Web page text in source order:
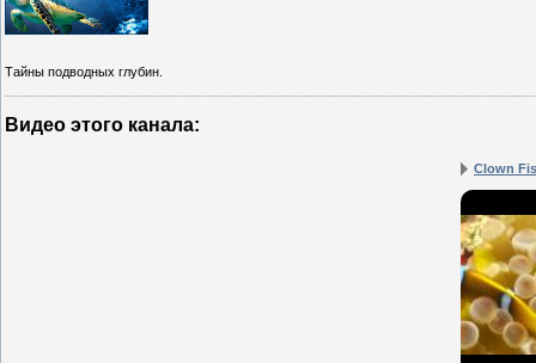
Тайны подводных глубин.
Видео этого канала:
Clown